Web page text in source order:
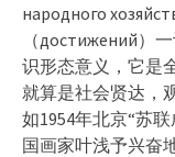
народного
（достижений）
识形态意义，它是
就算是社会贤达，
如1954年北京“苏
国画家叶浅予兴奋